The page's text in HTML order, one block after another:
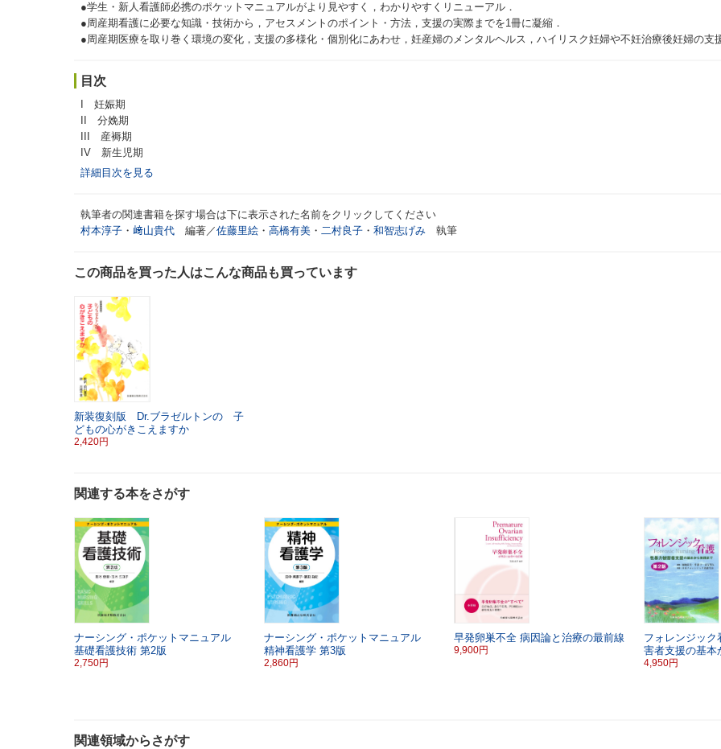
●学生・新人看護師必携のポケットマニュアルがより見やすく，わかりやすくリニューアル．
●周産期看護に必要な知識・技術から，アセスメントのポイント・方法，支援の実際までを1冊に凝縮．
●周産期医療を取り巻く環境の変化，支援の多様化・個別化にあわせ，妊産婦のメンタルヘルス，ハイリスク妊婦や不妊治療後妊婦の支
目次
I 妊娠期
II 分娩期
III 産褥期
IV 新生児期
詳細目次を見る
執筆者の関連書籍を探す場合は下に表示された名前をクリックしてください
村本淳子 ・ 﨑山貴代 編著／佐藤里絵 ・ 高橋有美 ・ 二村良子 ・ 和智志げみ 執筆
この商品を買った人はこんな商品も買っています
新装復刻版 Dr.ブラゼルトンの 子
どもの心がきこえますか
2,420円
関連する本をさがす
ナーシング・ポケットマニュアル
基礎看護技術 第2版
2,750円
ナーシング・ポケットマニュアル
精神看護学 第3版
2,860円
早発卵巣不全 病因論と治療の最前線
9,900円
フォレンジック
害者支援の基本
4,950円
関連領域からさがす